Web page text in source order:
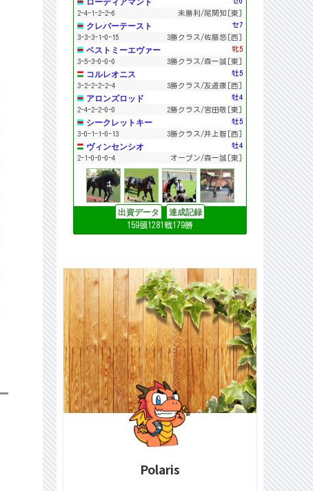
未勝利/尾関知[東]
2-4-1-2-2-6
セ7
クレバーテースト
3勝クラス/佐藤悠[西]
3-3-3-1-0-15
牝5
ベストミーエヴァー
3勝クラス/森一誠[東]
3-5-3-0-0-0
牡5
コルレオニス
3勝クラス/友道康[西]
3-2-2-2-2-4
牡4
アロンズロッド
2勝クラス/宮田敬[東]
2-4-2-2-0-0
牡5
シークレットキー
3勝クラス/井上智[西]
3-0-1-1-0-13
牡4
ヴィンセンシオ
オープン/森一誠[東]
2-1-0-0-0-4
牝5
ルシフェル
3勝クラス/西園翔[西]
2-2-1-0-1-9
牡6
ボールドゾーン
3勝クラス/木村哲[東]
3-2-1-0-0-1
ターコイズフリンジ
3勝クラス/田中博[東]
オールマイデイズ
2勝クラス/矢嶋大[東]
2-0-3-2-2-4
牡5
エボルヴィング
2勝クラス/藤原英[西]
2-2-2-0-2-6
牝5
シアブリス
1勝クラス/手塚貴[東]
1-4-0-2-3-4
牝3
ガーネットフレア
2勝クラス/杉山佳[西]
2-0-3-0-0-3
牝4
メリザンド
1勝クラス/小手川[東]
1-0-3-1-0-4
牝4
オプレントジュエル
1勝クラス/中舘英[東]
1-2-2-1-1-4
牡4
カザンラク
1勝クラス/嘉藤貴[東]
1勝クラス/中内田[西]
未勝利/池添学[西]
出資データ 達成記録
159頭1281戦179勝
Polaris